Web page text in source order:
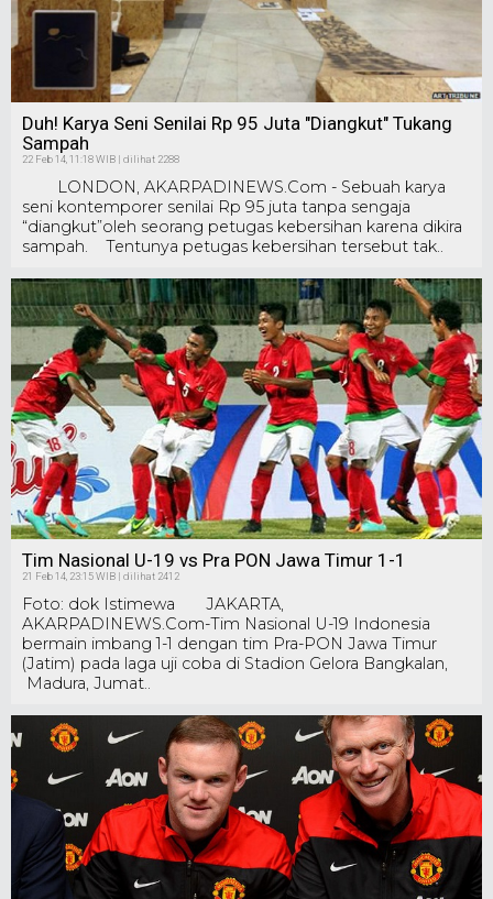
Duh! Karya Seni Senilai Rp 95 Juta "Diangkut" Tukang
Sampah
22 Feb 14, 11:18 WIB | dilihat 2288
LONDON, AKARPADINEWS.Com - Sebuah karya
seni kontemporer senilai Rp 95 juta tanpa sengaja
“diangkut”oleh seorang petugas kebersihan karena dikira
sampah. Tentunya petugas kebersihan tersebut tak..
Tim Nasional U-19 vs Pra PON Jawa Timur 1-1
21 Feb 14, 23:15 WIB | dilihat 2412
Foto: dok Istimewa JAKARTA,
AKARPADINEWS.Com-Tim Nasional U-19 Indonesia
bermain imbang 1-1 dengan tim Pra-PON Jawa Timur
(Jatim) pada laga uji coba di Stadion Gelora Bangkalan,
Madura, Jumat..